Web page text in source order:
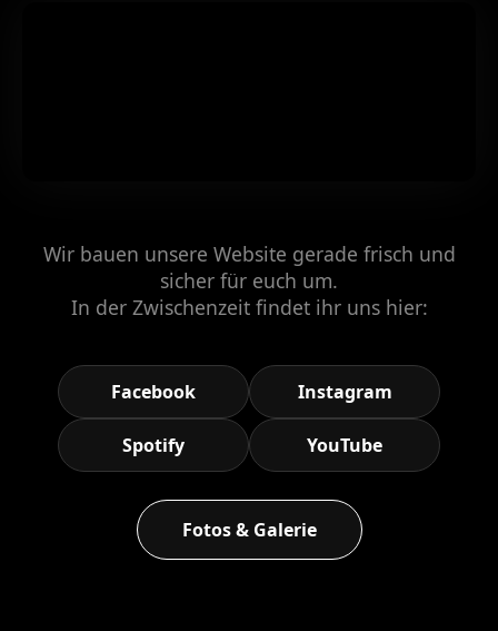
Wir bauen unsere Website gerade frisch und
sicher für euch um.
In der Zwischenzeit findet ihr uns hier:
Facebook Instagram
Spotify YouTube
Fotos & Galerie